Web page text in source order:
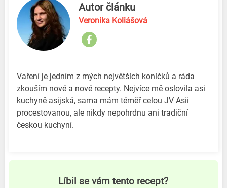
Autor článku
Veronika Koliášová
Vaření je jedním z mých největších koníčků a ráda
zkouším nové a nové recepty. Nejvíce mě oslovila asi
kuchyně asijská, sama mám téměř celou JV Asii
procestovanou, ale nikdy nepohrdnu ani tradiční
českou kuchyní.
Líbil se vám tento recept?